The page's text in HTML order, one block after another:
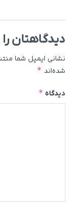
دیدگاهتان
نشانی ایمیل شما
شده‌اند *
دیدگاه *